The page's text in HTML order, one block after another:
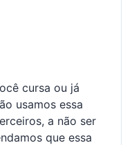
cursa ou já
usamos essa
a não ser
que essa